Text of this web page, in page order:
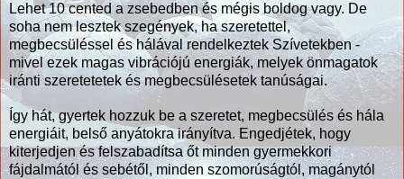
Lehet 10 cented a zsebedben és mégis boldog vagy. De
soha nem lesztek szegények, ha szeretettel,
megbecsüléssel és hálával rendelkeztek Szívetekben -
mivel ezek magas vibrációjú energiák, melyek önmagatok
iránti szeretetetek és megbecsülésetek tanúságai.
Így hát, gyertek hozzuk be a szeretet, megbecsülés és hála
energiáit, belső anyátokra irányítva. Engedjétek, hogy
kiterjedjen és felszabadítsa őt minden gyermekkori
fájdalmától és sebétől, minden szomorúságtól, magánytól